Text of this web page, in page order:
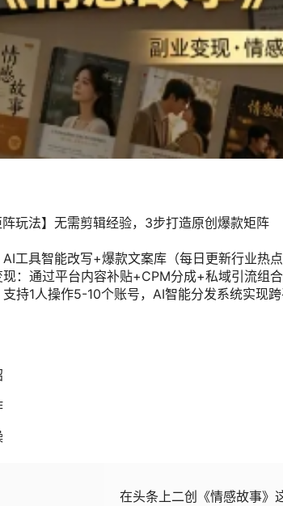
阵玩法】无需剪辑经验，3步打造原创爆款矩阵
工具智能改写+爆款文案库（每日更新行业热
：通过平台内容补贴+CPM分成+私域引流组
持1人操作5-10个账号，AI智能分发系统实现
在头条上二创《情感故事》